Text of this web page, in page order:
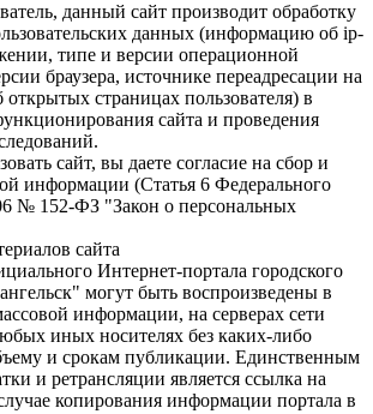
данный сайт производит обработку
данных (информацию об ip-
типе и версии операционной
браузера, источнике переадресации на
открытых страницах пользователя) в
сайта и проведения
сайт, вы даете согласие на сбор и
информации (Статья 6 Федерального
№ 152-ФЗ "Закон о персональных
сайта
Интернет-портала городского
могут быть воспроизведены в
информации, на серверах сети
иных носителях без каких-либо
и срокам публикации. Единственным
и ретрансляции является ссылка на
копирования информации портала в